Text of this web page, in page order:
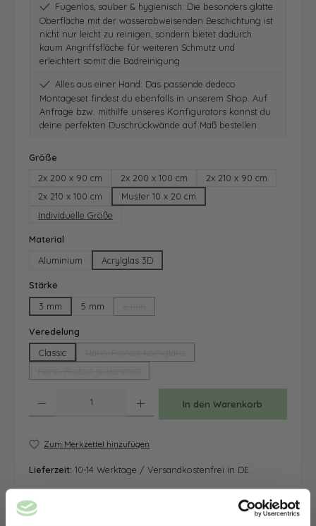
Fugenlos, sauber & hygienisch: Die besonders glatte
Oberfläche mit der wasserabweisenden Beschichtung ist
nicht nur leicht zu reinigen, sondern bietet dadurch
kaum Angriffsfläche für weiteren Schmutz und
erleichtert somit die Badreinigung
Alles aus einer Hand: Das passende dedeco
Montageset findest du ebenfalls in unserem Shop. Auf
Anfrage bzw. mithilfe unseres Konfigurators kannst du
deine perfekten Duschrückwände auf Maß bestellen
Größe
2x 200 x 90 cm
2x 200 x 100 cm
2x 210 x 90 cm
2x 210 x 100 cm
Muster 10 x 20 cm
Individuelle Größe
Material
Aluminium
Acrylglas 3D
Stärke
3 mm
5 mm
Veredelung
Classic
In den Warenkorb
Zum Merkzettel hinzufügen
Lieferzeit: 10-14 Werktage / Versandkostenfrei in DE